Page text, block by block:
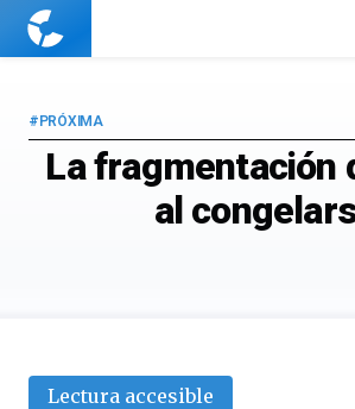
Cuaderno
La fragmentación
al
#PRÓXIMA
Lectura accesible